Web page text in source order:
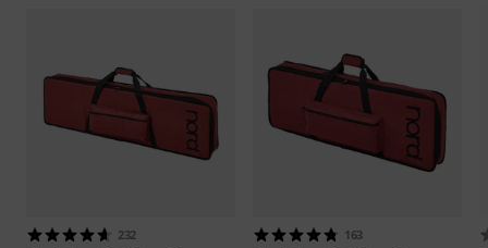
232 163